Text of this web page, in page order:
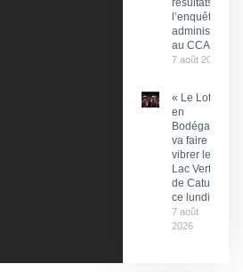
résultats de
l’enquête
administrative
au CCAS
7 août 2026
« Le Lot
en
Bodéga »
va faire
vibrer le
Lac Vert
de Catus
ce lundi
7 août
2026